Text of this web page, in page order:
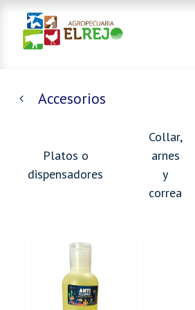
Accesorios
Platos o
dispensadores
Collar,
arnes
y
correa